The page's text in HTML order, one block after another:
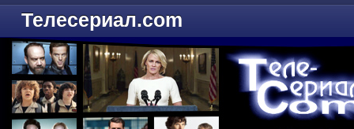
Телесериал.com